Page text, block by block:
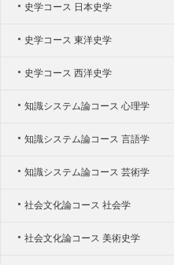
史学コース 日本史学
史学コース 東洋史学
史学コース 西洋史学
知識システム論コース 心理学
知識システム論コース 言語学
知識システム論コース 芸術学
社会文化論コース 社会学
社会文化論コース 美術史学